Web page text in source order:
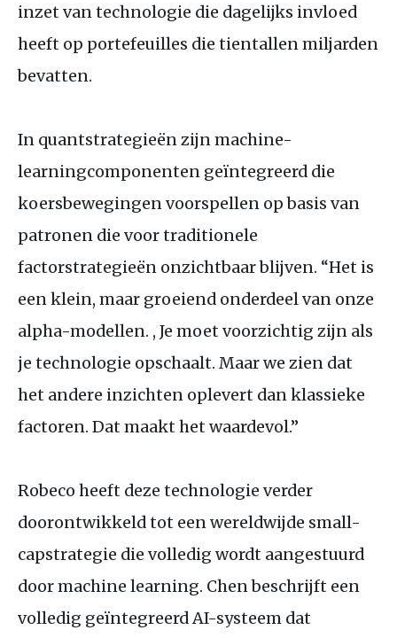
inzet van technologie die dagelijks invloed
heeft op portefeuilles die tientallen miljarden
bevatten.
In quantstrategieën zijn machine-
learningcomponenten geïntegreerd die
koersbewegingen voorspellen op basis van
patronen die voor traditionele
factorstrategieën onzichtbaar blijven. “Het is
een klein, maar groeiend onderdeel van onze
alpha-modellen. , Je moet voorzichtig zijn als
je technologie opschaalt. Maar we zien dat
het andere inzichten oplevert dan klassieke
factoren. Dat maakt het waardevol.”
Robeco heeft deze technologie verder
doorontwikkeld tot een wereldwijde small-
capstrategie die volledig wordt aangestuurd
door machine learning. Chen beschrijft een
volledig geïntegreerd AI-systeem dat